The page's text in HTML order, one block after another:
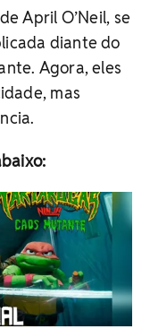
April O’Neil, se
diante do
Agora, eles
mas